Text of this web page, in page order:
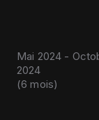
Mai 2024 -
2024
(6 mois)